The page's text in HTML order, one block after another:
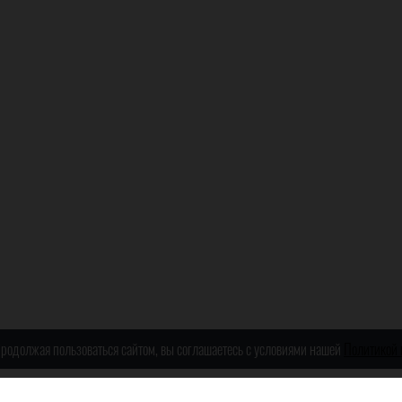
пользоваться сайтом, вы соглашаетесь с условиями нашей